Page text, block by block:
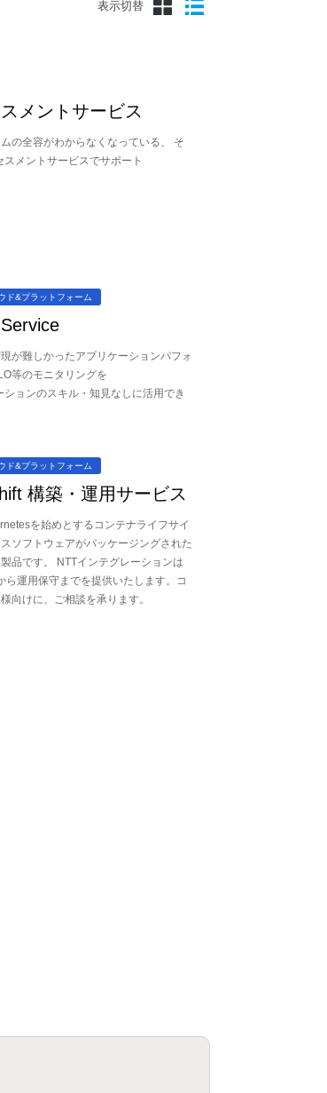
表示切替
メントサービス
の全容がわからなくなっている、 そ
メントサービスでサポート
ド&プラットフォーム
が難しかったアプリケーションパフォ
等のモニタリングを
ョンのスキル・知見なしに活用でき
ド&プラットフォーム
構築・運用サービス
を始めとするコンテナライフサイ
ソフトウェアがパッケージングされた
品です。 NTTインテグレーションは
ら運用保守までを提供いたします。コ
向けに、ご相談を承ります。